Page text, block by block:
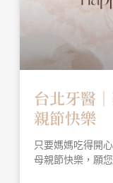
台北牙醫
親節快樂
只要媽媽吃得開
母親節快樂，願